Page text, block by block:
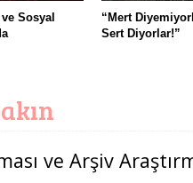
Sosyal
“Mert
Sert Diyorlar!”
ve Arşiv